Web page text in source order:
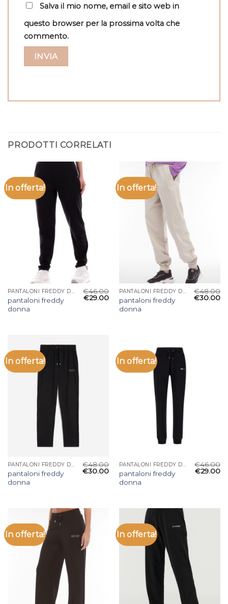
Salva il mio nome, email e sito web in
questo browser per la prossima volta che
commento.
PRODOTTI CORRELATI
In offerta!
PANTALONI FREDDY DONNA
pantaloni freddy
donna
€46.00
€29.00
In offerta!
PANTALONI FREDDY DONNA
pantaloni freddy
donna
€48.00
€30.00
In offerta!
PANTALONI FREDDY DONNA
pantaloni freddy
donna
€48.00
€30.00
In offerta!
PANTALONI FREDDY DONNA
pantaloni freddy
donna
€46.00
€29.00
In offerta! In offerta!